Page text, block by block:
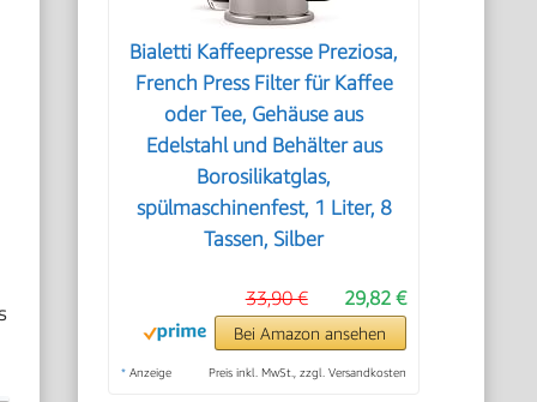
Bialetti Kaffeepresse Preziosa,
French Press Filter für Kaffee
oder Tee, Gehäuse aus
Edelstahl und Behälter aus
Borosilikatglas,
spülmaschinenfest, 1 Liter, 8
Tassen, Silber
29,82 €
33,90 €
Bei Amazon ansehen
* Anzeige Preis inkl. MwSt., zzgl. Versandkosten